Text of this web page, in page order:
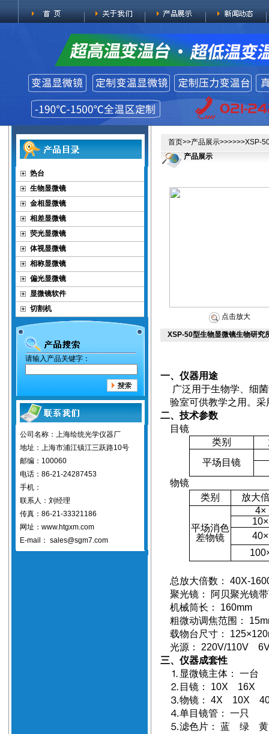
热台
生物显微镜
金相显微镜
相差显微镜
荧光显微镜
体视显微镜
相称显微镜
偏光显微镜
显微镜软件
切割机
请输入产品关键字：
公司名称：上海绘统光学仪器厂
地址：上海市浦江镇江三跃路10号
邮编：100060
电话：86-21-24287453
手机：
联系人：刘经理
传真：86-21-33321186
网址：www.htgxm.com
E-mail： sales@sgm7.com
首页>>产品展示>>>>>>XSP-
产品展示
点击放大
XSP-50型生物显微镜生物研究
一、仪器用途
广泛用于生物学、细
验室可供教学之用。
二、技术参数
目镜
类别
平场目镜
物镜
类别
放大
平场消色
差物镜
4×
10×
40×
100
总放大倍数： 40X-
聚光镜： 阿贝聚光镜
机械筒长： 160mm
粗微动调焦范围：
载物台尺寸：
光源： 220V/110V
三、仪器成套性
⒈显微镜主体： 一台
⒉目镜： 10X 16X
⒊物镜： 4X 10X
⒋单目镜管： 一只
⒌滤色片： 蓝 绿